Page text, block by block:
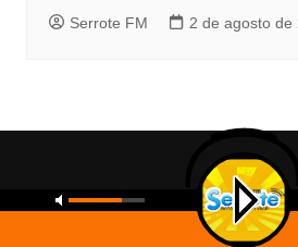
Serrote FM 2 de agosto de
Copyright © 2026 Serrote FM. All